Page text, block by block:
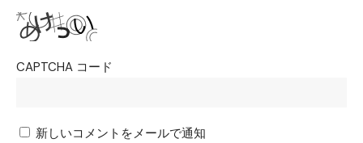
CAPTCHA コード
新しいコメントをメールで通知